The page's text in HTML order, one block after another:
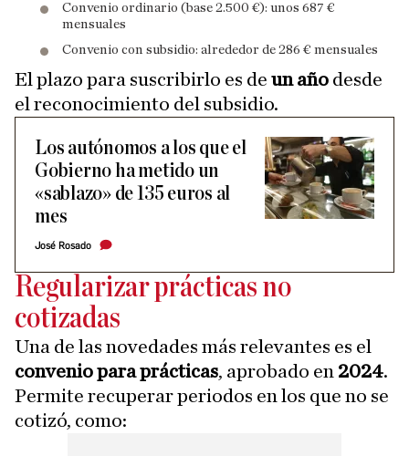
Convenio ordinario (base 2.500 €): unos 687 €
mensuales
Convenio con subsidio: alrededor de 286 € mensuales
El plazo para suscribirlo es de un año desde
el reconocimiento del subsidio.
Los autónomos a los que el
Gobierno ha metido un
«sablazo» de 135 euros al
mes
José Rosado
Regularizar prácticas no
cotizadas
Una de las novedades más relevantes es el
convenio para prácticas, aprobado en 2024.
Permite recuperar periodos en los que no se
cotizó, como: